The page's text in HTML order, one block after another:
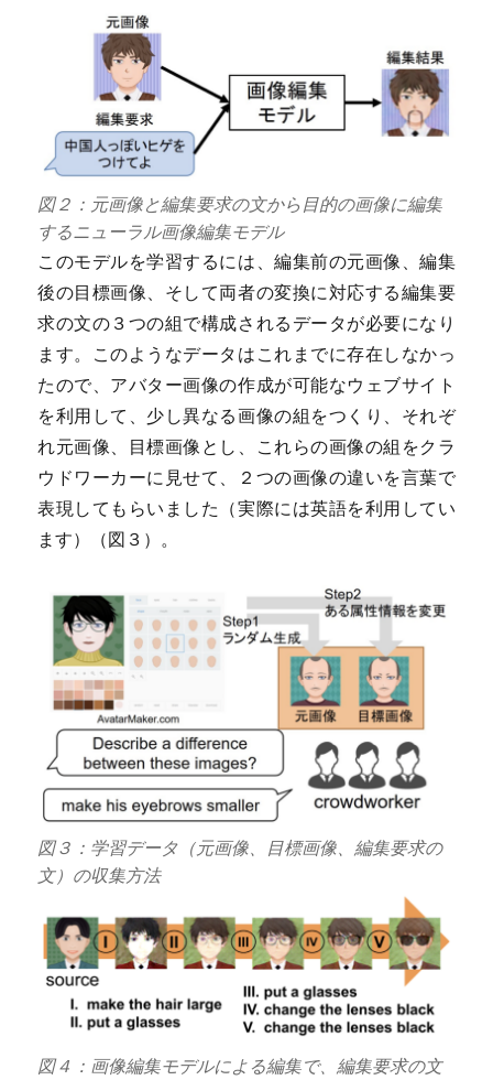
図２：元画像と編集要求の文から目的の画像に編集
するニューラル画像編集モデル
このモデルを学習するには、編集前の元画像、編集
後の目標画像、そして両者の変換に対応する編集要
求の文の３つの組で構成されるデータが必要になり
ます。このようなデータはこれまでに存在しなかっ
たので、アバター画像の作成が可能なウェブサイト
を利用して、少し異なる画像の組をつくり、それぞ
れ元画像、目標画像とし、これらの画像の組をクラ
ウドワーカーに見せて、２つの画像の違いを言葉で
表現してもらいました（実際には英語を利用してい
ます）（図３）。
図３：学習データ（元画像、目標画像、編集要求の
文）の収集方法
図４：画像編集モデルによる編集で、編集要求の文